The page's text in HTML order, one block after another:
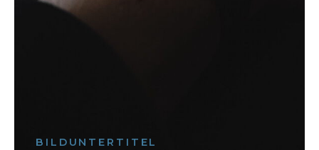
BILDUNTERTITEL